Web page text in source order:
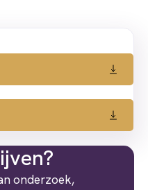
onderzoek,